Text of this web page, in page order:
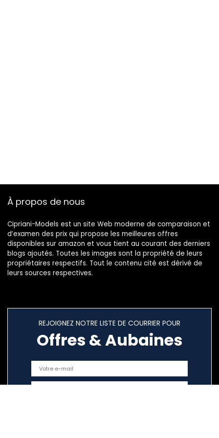
À propos de nous
Cipriani-Models est un site Web moderne de comparaison et
d’examen des prix qui propose les meilleures offres
disponibles sur amazon et vous tient au courant des derniers
blogs ajoutés. Toutes les images sont la propriété de leurs
propriétaires respectifs. Tout le contenu cité est dérivé de
leurs sources respectives.
REJOIGNEZ NOTRE LISTE DE COURRIER POUR
Offres & Aubaines